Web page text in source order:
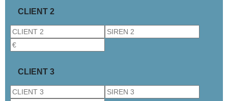
CLIENT 2
CLIENT 3